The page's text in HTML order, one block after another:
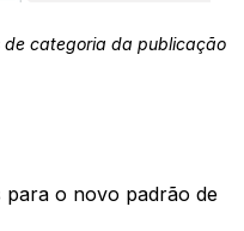
de categoria da publicação
para o novo padrão de